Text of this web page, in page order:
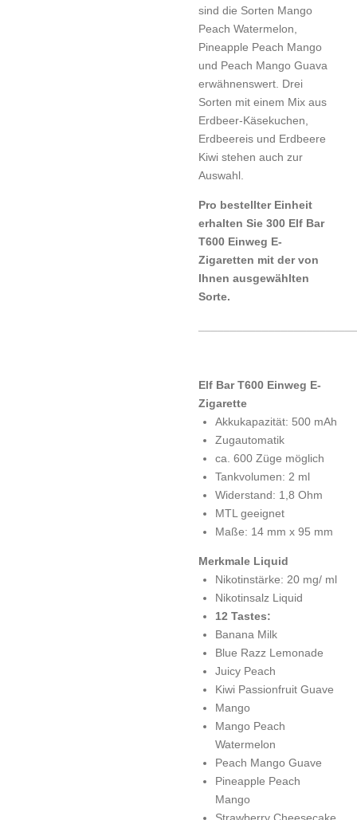
sind die Sorten Mango
Peach Watermelon,
Pineapple Peach Mango
und Peach Mango Guava
erwähnenswert. Drei
Sorten mit einem Mix aus
Erdbeer-Käsekuchen,
Erdbeereis und Erdbeere
Kiwi stehen auch zur
Auswahl.
Pro bestellter Einheit
erhalten Sie 300 Elf Bar
T600 Einweg E-
Zigaretten mit der von
Ihnen ausgewählten
Sorte.
Elf Bar T600 Einweg E-
Zigarette
Akkukapazität: 500 mAh
Zugautomatik
ca. 600 Züge möglich
Tankvolumen: 2 ml
Widerstand: 1,8 Ohm
MTL geeignet
Maße: 14 mm x 95 mm
Merkmale Liquid
Nikotinstärke: 20 mg/ ml
Nikotinsalz Liquid
12 Tastes:
Banana Milk
Blue Razz Lemonade
Juicy Peach
Kiwi Passionfruit Guave
Mango
Mango Peach
Watermelon
Peach Mango Guave
Pineapple Peach
Mango